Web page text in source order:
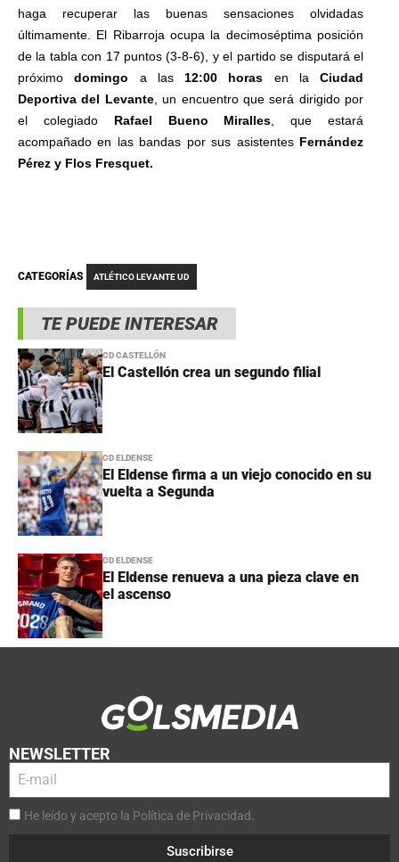
TE PUEDE INTERESAR
CD CASTELLÓN
El Castellón crea un segundo filial
CD ELDENSE
El Eldense firma a un viejo conocido en su
vuelta a Segunda
CD ELDENSE
El Eldense renueva a una pieza clave en
el ascenso
haga recuperar las buenas sensaciones olvidadas
últimamente. El Ribarroja ocupa la decimoséptima posición
de la tabla con 17 puntos (3-8-6), y el partido se disputará el
próximodomingo a las 12:00 horas en la Ciudad
Deportiva del Levante, un encuentro que será dirigido por
el colegiado Rafael Bueno Miralles , que estará
acompañado en las bandas por sus asistentes Fernández
Pérez y Flos Fresquet.
CATEGORÍAS ATLÉTICO LEVANTE UD
NEWSLETTER
He leído y acepto la Política de Privacidad.
Suscribirse